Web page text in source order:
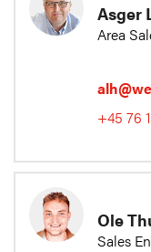
Asger
Area
+45 76
Ole
Sales